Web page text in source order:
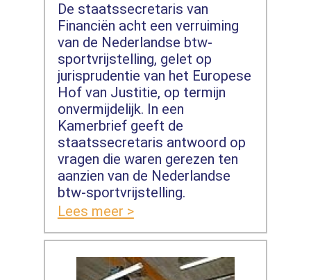
De staatssecretaris van
Financiën acht een verruiming
van de Nederlandse btw-
sportvrijstelling, gelet op
jurisprudentie van het Europese
Hof van Justitie, op termijn
onvermijdelijk. In een
Kamerbrief geeft de
staatssecretaris antwoord op
vragen die waren gerezen ten
aanzien van de Nederlandse
btw-sportvrijstelling.
Lees meer >